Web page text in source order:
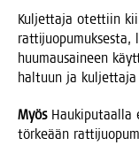
Kul­jet­ta­ja otet­tiin
rat­ti­juo­pu­muk­ses­ta,
huu­mausai­neen
hal­tuun ja
MyösHau­ki­pu­taal­la
tör­ke­ään